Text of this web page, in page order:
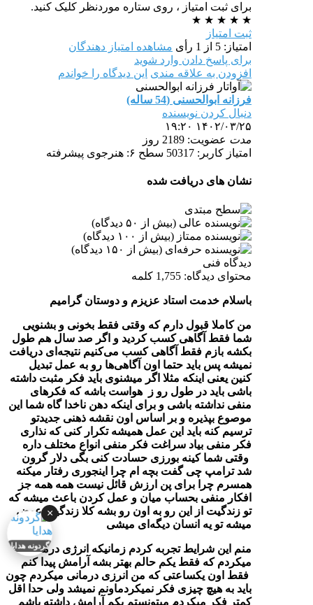
برای ثبت امتیاز ، روی ستاره موردنظر کلیک کنید.
★
★
★
★
★
ثبت امتیاز
امتیاز: 5 از 1 رأی
مشاهده امتیاز دهندگان
برای پاسخ دادن وارد شوید
افزودن به علاقه مندی این دیدگاه را خواندم
فرزانه ابوالحسنی (54 ساله)
دنبال کردن نویسنده
۱۴۰۲/۰۳/۲۵ ۱۹:۲۰
مدت عضویت: 2189 روز
امتیاز کاربر: 50317
سطح ۶: هنرجوی پیشرفته
نشان های دریافت شده
دیدگاه فنی
محتوای دیدگاه: 1,755 کلمه
باسلام خدمت استاد عزیزم و دوستان گرامیم
من کاملا قبول دارم که وقتی فقط بخونی و بشنویی
شما فقط آگاهی کسب کردید و اگر صد سال هم طول
بکشه بازم فقط آگاهی کسب می‌کنیم نتیجه‌ای دریافت
نمیشه پس باید حتما اون آگاهی‌ها رو به عمل تبدیل
کنین یعنی اینکه مثلا اگر میشنوی باید فکر مثبت داشته
باشی باید در طول رو ز هواست باشه که فکرهای
منفی نداشته باشی و برای اینکه دهن ناخدا گاه شما این
موصوع بپذیره و بر اساس اون نقشه ذهنی جدیدتو
ترسیم کنه باید این عمل همیشه تکرار کنی که نذاری
فکر منفی بیاد سراغت فکر منفی انواع مختلف داره
وقتی شما کینه بورزی حسادت کنی بگی دلار گرون
شد ترامپ چی گفت بچه ام چرا اینجوری رفتار میکنه
همسرم چرا برای پن ارزش قائل نیست همه همه جز
افکار منفی بحساب میان و عمل کردن باعث میشه که
تو زندگیت از این رو به اون رو بشه کلا زندگیت عوض
میشه تو یه انسان دیگه‌ای میشی
منم این شرایط تجربه کردم زمانیکه انرژی درمانی
میکردم که فقط یکم حالم بهتر بشه آرامش پیدا کنم
فقط اون یکساعتی که من انرزی درمانی میکردم چون
باید به هیچ چیزی فکر نمیکردماونم نمیشد ولی حدا اقل
کمتر فکر میکردم میتونستم بکم آرامش داشته باشم
×
گردونه هدایا